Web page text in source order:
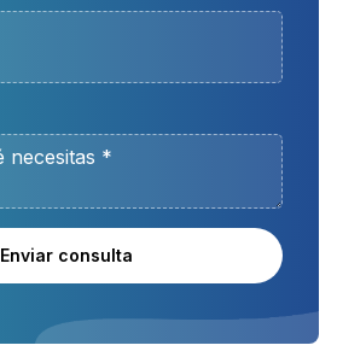
Enviar consulta